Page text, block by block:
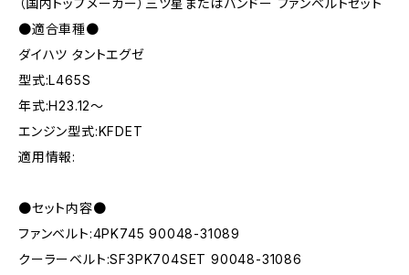
●適合車種●
ダイハツ タントエグゼ
型式:L465S
年式:H23.12～
エンジン型式:KFDET
適用情報:
●セット内容●
ファンベルト:4PK745 90048-31089
クーラーベルト:SF3PK704SET 90048-31086